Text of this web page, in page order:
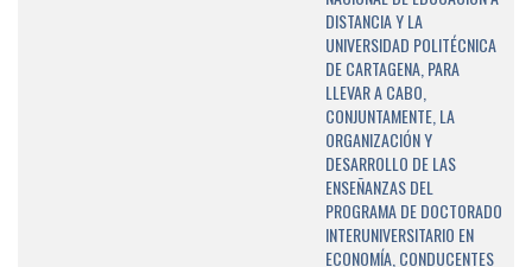
DISTANCIA Y LA
UNIVERSIDAD POLITÉCNICA
DE CARTAGENA, PARA
LLEVAR A CABO,
CONJUNTAMENTE, LA
ORGANIZACIÓN Y
DESARROLLO DE LAS
ENSEÑANZAS DEL
PROGRAMA DE DOCTORADO
INTERUNIVERSITARIO EN
ECONOMÍA, CONDUCENTES